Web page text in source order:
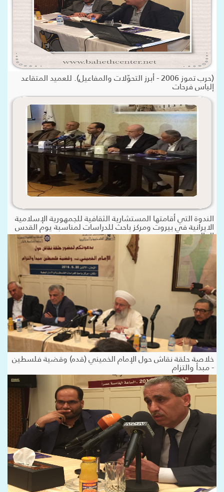
(حرب تموز 2006 - أبرز التحوّلات والمفاعيل). للعميد المتقاعد
إلياس فرحات
الندوة التي أقامتها المستشارية الثقافية للجمهورية الإسلامية
الايرانية في بيروت ومركز باحث للدراسات لمناسبة يوم القدس
العالمي.
خلاصة حلقة نقاش حول الإمام الخميني (قده) وقضية فلسطين
- مبدأ والتزام